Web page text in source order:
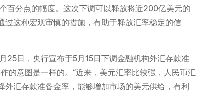
百分点的幅度。这次下调可以释放将近200亿美元的
这种宏观审慎的措施，有助于释放汇率稳定的信
25日，央行宣布于5月15日下调金融机构外汇存款准
的意图是一样的。“近来，美元汇率比较强，人民币汇
汇存款准备金率，能够增加市场的美元供给，有利